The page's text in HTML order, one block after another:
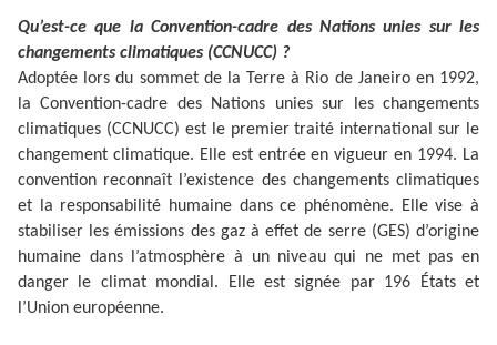
Qu’est-ce que la Convention-cadre des Nations unies sur les
changements climatiques (CCNUCC) ?
Adoptée lors du sommet de la Terre à Rio de Janeiro en 1992,
la Convention-cadre des Nations unies sur les changements
climatiques (CCNUCC) est le premier traité international sur le
changement climatique. Elle est entrée en vigueur en 1994. La
convention reconnaît l’existence des changements climatiques
et la responsabilité humaine dans ce phénomène. Elle vise à
stabiliser les émissions des gaz à effet de serre (GES) d’origine
humaine dans l’atmosphère à un niveau qui ne met pas en
danger le climat mondial. Elle est signée par 196 États et
l’Union européenne.